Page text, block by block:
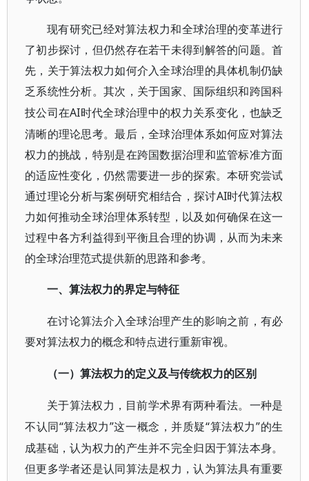
现有研究已经对算法权力和全球治理的变革进行
了初步探讨，但仍然存在若干未得到解答的问题。首
先，关于算法权力如何介入全球治理的具体机制仍缺
乏系统性分析。其次，关于国家、国际组织和跨国科
技公司在AI时代全球治理中的权力关系变化，也缺乏
清晰的理论思考。最后，全球治理体系如何应对算法
权力的挑战，特别是在跨国数据治理和监管标准方面
的适应性变化，仍然需要进一步的探索。本研究尝试
通过理论分析与案例研究相结合，探讨AI时代算法权
力如何推动全球治理体系转型，以及如何确保在这一
过程中各方利益得到平衡且合理的协调，从而为未来
的全球治理范式提供新的思路和参考。
一、算法权力的界定与特征
在讨论算法介入全球治理产生的影响之前，有必
要对算法权力的概念和特点进行重新审视。
（一）算法权力的定义及与传统权力的区别
关于算法权力，目前学术界有两种看法。一种是
不认同 “算法权力”这一概念，并质疑“算法权力”的生
成基础，认为权力的产生并不完全归因于算法本身。
但更多学者还是认同算法是权力，认为算法具有重要